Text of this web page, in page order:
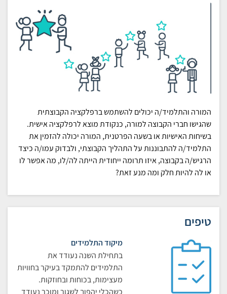
המורה והתלמיד/ה יכולים להשתמש ברפלקציה הקבוצתית
שהגישו חברי הקבוצה למורה, כנקודת מוצא לרפלקציה אישית.
בשיחות האישיות או בשעה הפרטנית, המורה יכולה להזמין את
התלמיד/ה להתבוננות על התהליך הקבוצתי, ולבדוק עמו/ה כיצד
הרגיש/ה בקבוצה, איזו תרומה ייחודית הייתה לה/לו, מה אפשר לו
או לה להיות חלק ומה מנע זאת?
טיפים
מיקוד התלמידים
בתחילת השנה נעודד את
התלמידים להתמקד בעיקר בחוויות
מעצימות, בכוחות ובחוזקות.
כשהכלי יהפוך לשגור ומוכר נעודד